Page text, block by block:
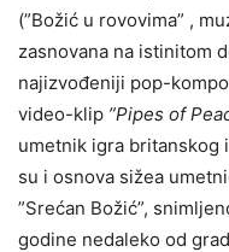
(”Božić u rovovima” ,
zasnovana na istinitom
najizvođeniji pop-
video-klip ”Pipes of
umetnik igra britanskog
su i osnova sižea
”Srećan Božić”,
godine nedaleko od